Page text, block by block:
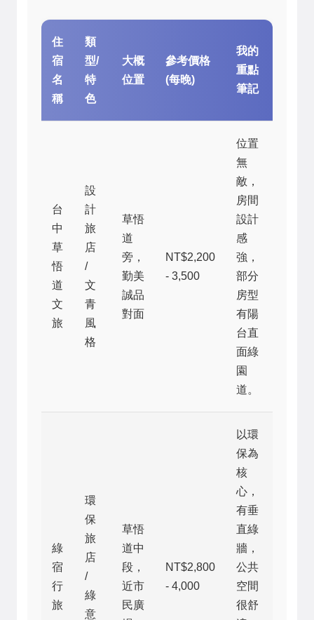
住
宿
名
稱
類
型/
特
色
大概
位置
參考價格
(每晚)
我的
重點
筆記
台
中
草
悟
道
文
旅
設
計
旅
店
/
文
青
風
格
草悟
道
旁，
勤美
誠品
對面
NT$2,200
- 3,500
位置
無
敵，
房間
設計
感
強，
部分
房型
有陽
台直
面綠
園
道。
綠
宿
行
旅
環
保
旅
店
/
綠
意
草悟
道中
段，
近市
民廣
NT$2,800
- 4,000
以環
保為
核
心，
有垂
直綠
牆，
公共
空間
很舒